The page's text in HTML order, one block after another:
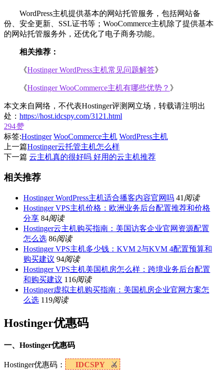
WordPress主机提供基本的网站托管服务，包括网站备
份、安全更新、SSL证书等；WooCommerce主机除了提供基本
的网站托管服务外，还优化了电子商务功能。
相关推荐：
《Hostinger WordPress主机常见问题解答》
《Hostinger WooCommerce主机有哪些优势？ 》
本文来自网络，不代表Hostinger评测网立场，转载请注明出
处： https://host.idcspy.com/3121.html
294赞
标签:Hostinger WooCommerce主机 WordPress主机
上一篇Hostinger云托管主机怎么样
下一篇 云主机真的很好吗 好用的云主机推荐
相关推荐
Hostinger WordPress主机适合播客内容官网吗 41 阅读
Hostinger VPS主机价格：欧洲业务后台配置推荐和价格
分享 84阅读
Hostinger云主机购买指南：美国访客企业官网资源配置
怎么选 86阅读
Hostinger VPS主机多少钱：KVM 2与KVM 4配置预算和
购买建议 94阅读
Hostinger VPS主机美国机房怎么样：跨境业务后台配置
和购买建议 116阅读
Hostinger虚拟主机购买指南：美国机房企业官网方案怎
么选 119阅读
Hostinger优惠码
一、Hostinger优惠码
Hostinger优惠码： IDCSPY